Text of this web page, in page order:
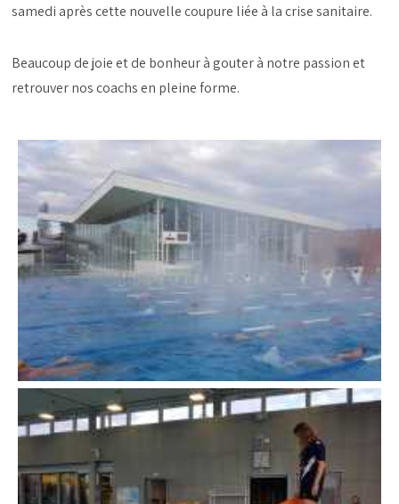
samedi après cette nouvelle coupure liée à la crise sanitaire.
Beaucoup de joie et de bonheur à gouter à notre passion et
retrouver nos coachs en pleine forme.